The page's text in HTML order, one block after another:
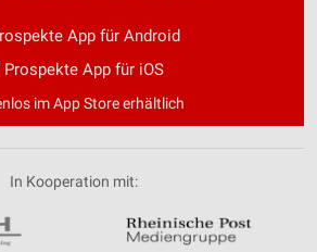
App für Android
Prospekte App für iOS
im App Store erhältlich
In Kooperation mit: